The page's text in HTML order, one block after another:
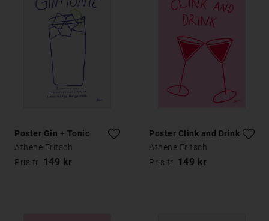
Poster Gin + Tonic
Athene Fritsch
Pris fr. 149 kr
Poster Clink and Drink
Athene Fritsch
Pris fr. 149 kr